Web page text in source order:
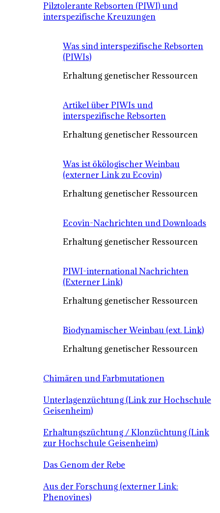
Pilztolerante Rebsorten (PIWI) und
interspezifische Kreuzungen
Was sind interspezifische Rebsorten
(PIWIs)
Erhaltung genetischer Ressourcen
Artikel über PIWIs und
interspezifische Rebsorten
Erhaltung genetischer Ressourcen
Was ist ökölogischer Weinbau
(externer Link zu Ecovin)
Erhaltung genetischer Ressourcen
Ecovin-Nachrichten und Downloads
Erhaltung genetischer Ressourcen
PIWI-international Nachrichten
(Externer Link)
Erhaltung genetischer Ressourcen
Biodynamischer Weinbau (ext. Link)
Erhaltung genetischer Ressourcen
Chimären und Farbmutationen
Unterlagenzüchtung (Link zur Hochschule
Geisenheim)
Erhaltungszüchtung / Klonzüchtung (Link
zur Hochschule Geisenheim)
Das Genom der Rebe
Aus der Forschung (externer Link:
Phenovines)